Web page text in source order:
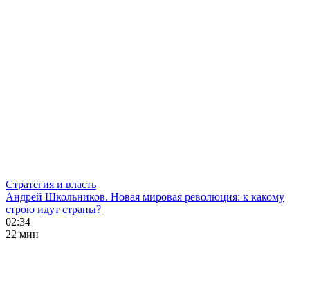
Стратегия и власть
Андрей Школьников. Новая мировая революция: к какому
строю идут страны?
02:34
22 мин